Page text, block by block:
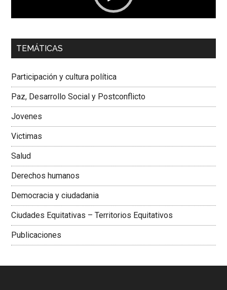
00:00 01:04
Dra. Carolina Corcho Mejía,Presidenta Corporación
Colombiana
TEMÁTICAS
Participación y cultura política
Paz, Desarrollo Social y Postconflicto
Jovenes
Victimas
Salud
Derechos humanos
Democracia y ciudadania
Ciudades Equitativas – Territorios Equitativos
Publicaciones